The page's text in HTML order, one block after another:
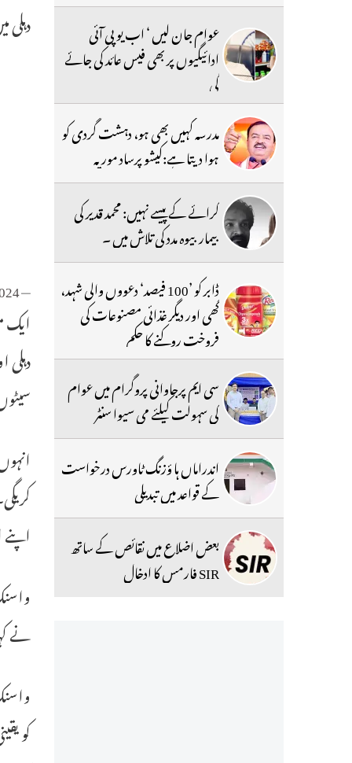
دہلی
— ANI (@ANI)
ایک
نے
کو
عوام جان لیں ‘ اب یو پی آئی
ادائیگیوں پر بھی فیس عائد کی جائے
گی
مدرسہ کہیں بھی ہو، دہشت گردی کو
ہوا دیتا ہے:کیشو پرساد موریہ
کرائے کے پیسے نہیں: محمد قدیر کی
بیمار بیوہ مدد کی تلاش میں ۔
ڈابر کو ’100 فیصد‘ دعووں والی شہد،
گھی اور دیگر غذائی مصنوعات کی
فروخت روکنے کا حکم
سی ایم پرجاوانی پروگرام میں عوام
کی سہولت کیلئے می سیوا سنٹر
اندراماں ہا ؤزنگ ٹاورس درخواست
کے قواعد میں تبدیلی
بعض اضلاع میں نقائص کے ساتھ
SIR فارمس کا ادخال